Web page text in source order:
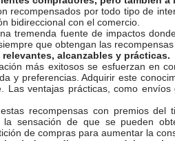
recompensados por todo tipo de
bidireccional con el comercio.
tremenda fuente de impactos
que obtengan las
alcanzables y prácticas.
más exitosos se esfuerzan en
y preferencias. Adquirir este
Las ventajas prácticas, como
recompensas con premios del
la sensación de que se pueden
de compras para aumentar la